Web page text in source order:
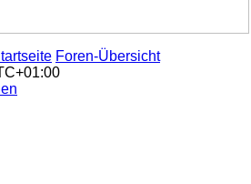
Foren-Übersicht